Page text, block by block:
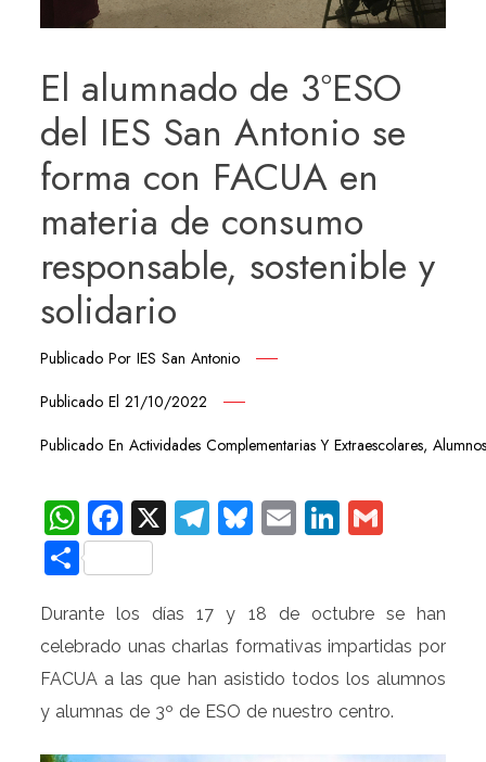
El alumnado de 3ºESO
del IES San Antonio se
forma con FACUA en
materia de consumo
responsable, sostenible y
solidario
Publicado PorIES San Antonio
Publicado El21/10/2022
Publicado EnActividades Complementarias Y Extraescolares,
WhatsApp
Facebook
X Telegram
Bluesky
EmailLinkedIn
Compartir
Durante los días 17 y 18 de octubre se han
celebrado unas charlas formativas impartidas por
FACUA a las que han asistido todos los alumnos
y alumnas de 3º de ESO de nuestro centro.